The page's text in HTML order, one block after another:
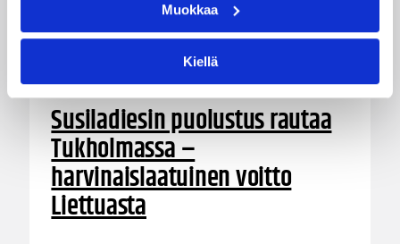
Muokkaa
Kiellä
Susiladiesin puolustus rautaa
Tukholmassa –
harvinaislaatuinen voitto
Liettuasta